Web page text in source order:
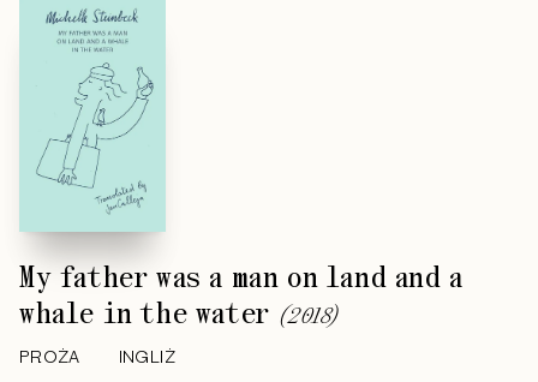
My father was a man on land and a
whale in the water (2018)
PROŻA INGLIŻ